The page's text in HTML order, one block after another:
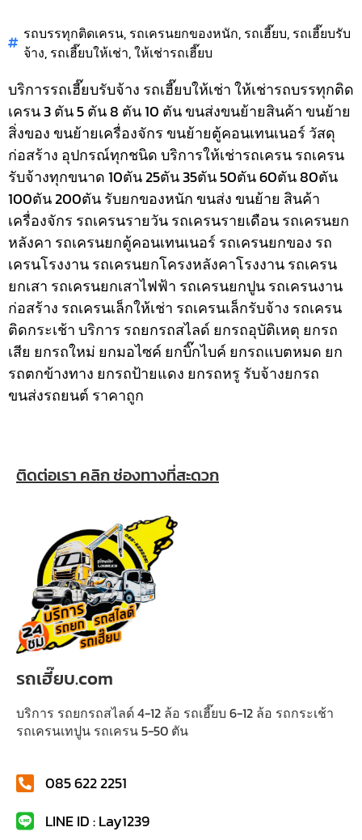
รถบรรทุกติดเครน, รถเครนยกของหนัก, รถเฮี๊ยบ, รถเฮี๊ยบรับ
จ้าง, รถเฮี๊ยบให้เช่า,ให้เช่ารถเฮี๊ยบ
บริการรถเฮี๊ยบรับจ้าง รถเฮี๊ยบให้เช่า ให้เช่ารถบรรทุกติด
เครน 3 ตัน 5 ตัน 8 ตัน 10 ตัน ขนส่งขนย้ายสินค้า ขนย้าย
สิ่งของ ขนย้ายเครื่องจักร ขนย้ายตู้คอนเทนเนอร์ วัสดุ
ก่อสร้าง อุปกรณ์ทุกชนิดบริการให้เช่ารถเครน รถเครน
รับจ้างทุกขนาด 10ตัน 25ตัน 35ตัน 50ตัน 60ตัน 80ตัน
100ตัน 200ตัน รับยกของหนัก ขนส่ง ขนย้าย สินค้า
เครื่องจักร รถเครนรายวัน รถเครนรายเดือน รถเครนยก
หลังคา รถเครนยกตู้คอนเทนเนอร์ รถเครนยกของ รถ
เครนโรงงาน รถเครนยกโครงหลังคาโรงงาน รถเครน
ยกเสา รถเครนยกเสาไฟฟ้า รถเครนยกปูน รถเครนงาน
ก่อสร้าง รถเครนเล็กให้เช่า รถเครนเล็กรับจ้าง รถเครน
ติดกระเช้าบริการ รถยกรถสไลด์ ยกรถอุบัติเหตุ ยกรถ
เสีย ยกรถใหม่ ยกมอไซค์ ยกบิ๊กไบค์ ยกรถแบตหมด ยก
รถตกข้างทาง ยกรถป้ายแดง ยกรถหรู รับจ้างยกรถ
ขนส่งรถยนต์ ราคาถูก
ติดต่อเรา คลิก ช่องทางที่สะดวก
รถเฮี๊ยบ.com
บริการ รถยกรถสไลด์ 4-12 ล้อ รถเฮี๊ยบ 6-12 ล้อ รถกระเช้า
รถเครนเทปูน รถเครน 5-50 ตัน
085 622 2251
LINE ID : Lay1239